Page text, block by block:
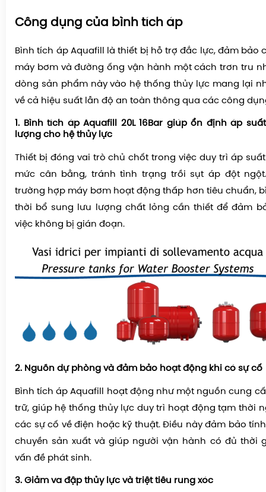
Công dụng của bình tích áp
Bình tích áp Aquafill là thiết bị hỗ trợ đắc lực, đảm bảo
máy bơm và đường ống vận hành một cách trơn tru
dòng sản phẩm này vào hệ thống thủy lực mang lại
về cả hiệu suất lẫn độ an toàn thông qua các công
1. Bình tích áp Aquafill 20L 16Bar giúp ổn định áp
lượng cho hệ thủy lực
Thiết bị đóng vai trò chủ chốt trong việc duy trì áp
mức cân bằng, tránh tình trạng trồi sụt áp đột
trường hợp máy bơm hoạt động thấp hơn tiêu chuẩn,
thời bổ sung lưu lượng chất lỏng cần thiết để đảm
việc không bị gián đoạn.
2. Nguồn dự phòng và đảm bảo hoạt động khi có sự cố
Bình tích áp Aquafill hoạt động như một nguồn cung
trữ, giúp hệ thống thủy lực duy trì hoạt động tạm thời
các sự cố về điện hoặc kỹ thuật. Điều này đảm bảo
chuyền sản xuất và giúp người vận hành có đủ thời
vấn đề phát sinh.
3. Giảm va đập thủy lực và triệt tiêu rung xóc